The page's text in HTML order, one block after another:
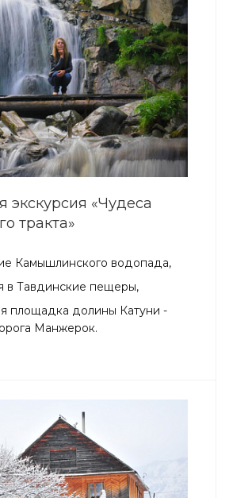
экскурсия «Чудеса
тракта»
Камышлинского водопада,
в Тавдинские пещеры,
площадка долины Катуни -
Манжерок.